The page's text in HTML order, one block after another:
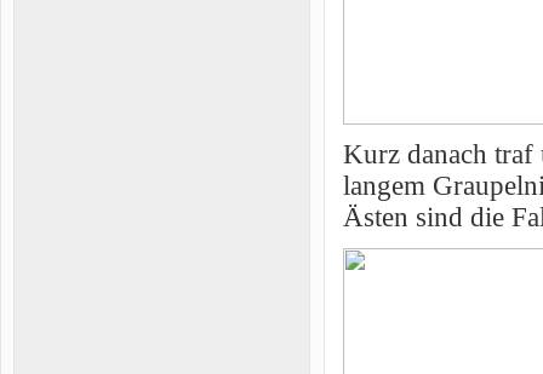
Kurz danach traf
langem
Ästen sind die